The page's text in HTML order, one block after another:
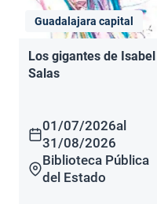
Guadalajara capital
Los gigantes de Isabel
Salas
01/07/2026al
31/08/2026
Biblioteca Pública
del Estado